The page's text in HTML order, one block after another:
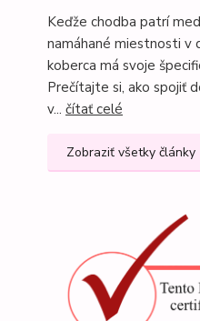
Keďže chodba patrí
namáhané miestnosti v
koberca má svoje
Prečítajte si, ako spojiť
v... čítať celé
Zobraziť všetky články